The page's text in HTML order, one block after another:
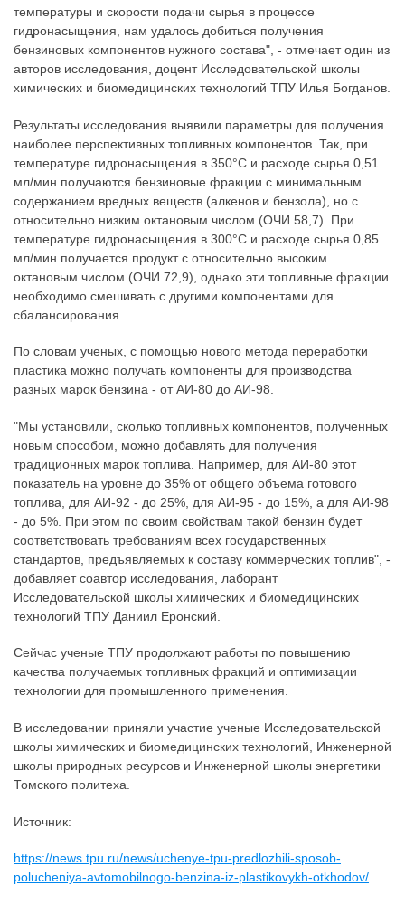
температуры и скорости подачи сырья в процессе
гидронасыщения, нам удалось добиться получения
бензиновых компонентов нужного состава", - отмечает один из
авторов исследования, доцент Исследовательской школы
химических и биомедицинских технологий ТПУ Илья Богданов.
Результаты исследования выявили параметры для получения
наиболее перспективных топливных компонентов. Так, при
температуре гидронасыщения в 350°C и расходе сырья 0,51
мл/мин получаются бензиновые фракции с минимальным
содержанием вредных веществ (алкенов и бензола), но с
относительно низким октановым числом (ОЧИ 58,7). При
температуре гидронасыщения в 300°C и расходе сырья 0,85
мл/мин получается продукт с относительно высоким
октановым числом (ОЧИ 72,9), однако эти топливные фракции
необходимо смешивать с другими компонентами для
сбалансирования.
По словам ученых, с помощью нового метода переработки
пластика можно получать компоненты для производства
разных марок бензина - от АИ-80 до АИ-98.
"Мы установили, сколько топливных компонентов, полученных
новым способом, можно добавлять для получения
традиционных марок топлива. Например, для АИ-80 этот
показатель на уровне до 35% от общего объема готового
топлива, для АИ-92 - до 25%, для АИ-95 - до 15%, а для АИ-98
- до 5%. При этом по своим свойствам такой бензин будет
соответствовать требованиям всех государственных
стандартов, предъявляемых к составу коммерческих топлив", -
добавляет соавтор исследования, лаборант
Исследовательской школы химических и биомедицинских
технологий ТПУ Даниил Еронский.
Сейчас ученые ТПУ продолжают работы по повышению
качества получаемых топливных фракций и оптимизации
технологии для промышленного применения.
В исследовании приняли участие ученые Исследовательской
школы химических и биомедицинских технологий, Инженерной
школы природных ресурсов и Инженерной школы энергетики
Томского политеха.
Источник:
https://news.tpu.ru/news/uchenye-tpu-predlozhili-sposob-
polucheniya-avtomobilnogo-benzina-iz-plastikovykh-otkhodov/